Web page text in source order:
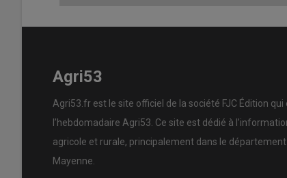
Agri53
Agri53.fr est le site officiel de la société FJC Édition qui
l’hebdomadaire Agri53. Ce site est dédié à
agricole et rurale, principalement dans le département
Mayenne.